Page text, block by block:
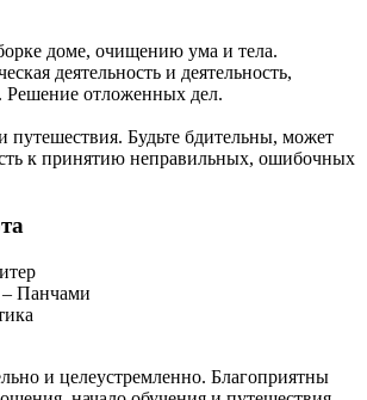
доме, очищению ума и тела.
деятельность и деятельность,
Решение отложенных дел.
Будьте бдительны, может
к принятию неправильных, ошибочных
Панчами
и целеустремленно. Благоприятны